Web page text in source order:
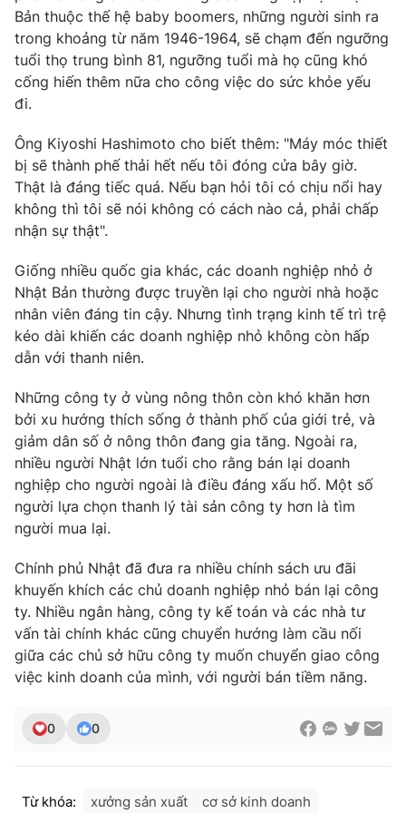
THỜI BÁO VTV
Theo dõi báo trên
Cơ quan chủ quản:
Giấy phép hoạt động báo in và báo điện tử số 483/GP-BTTTT
cấp ngày 29/12/2023
Tổng Biên tập:Vũ Thanh Thủy
Phó Tổng Biên tập:
Nguyễn Thị Mỹ Hạnh, Phạm Quốc Thắng,
Nguyễn Trọng Ninh
Tổng đài VTV:
024.38 355 931 - 024.38 355 932
Ðiện thoại Thời báo VTV:024.66 897 897
Email: toasoan@vtv.vn
Liên hệ quảng cáo: 024-7300.7108
® Cấm sao chép dưới mọi hình thức nếu không có sự chấp
thuận bằng văn bản. Ghi rõ nguồn VTV.vn khi phát hành lại
Bản thuộc thế hệ baby boomers, những người sinh ra
trong khoảng từ năm 1946-1964, sẽ chạm đến ngưỡng
tuổi thọ trung bình 81, ngưỡng tuổi mà họ cũng khó
cống hiến thêm nữa cho công việc do sức khỏe yếu
đi.
Ông Kiyoshi Hashimoto cho biết thêm: "Máy móc thiết
bị sẽ thành phế thải hết nếu tôi đóng cửa bây giờ.
Thật là đáng tiếc quá. Nếu bạn hỏi tôi có chịu nổi hay
không thì tôi sẽ nói không có cách nào cả, phải chấp
nhận sự thật".
Giống nhiều quốc gia khác, các doanh nghiệp nhỏ ở
Nhật Bản thường được truyền lại cho người nhà hoặc
nhân viên đáng tin cậy. Nhưng tình trạng kinh tế trì trệ
kéo dài khiến các doanh nghiệp nhỏ không còn hấp
dẫn với thanh niên.
Những công ty ở vùng nông thôn còn khó khăn hơn
bởi xu hướng thích sống ở thành phố của giới trẻ, và
giảm dân số ở nông thôn đang gia tăng. Ngoài ra,
nhiều người Nhật lớn tuổi cho rằng bán lại doanh
nghiệp cho người ngoài là điều đáng xấu hổ. Một số
người lựa chọn thanh lý tài sản công ty hơn là tìm
người mua lại.
Chính phủ Nhật đã đưa ra nhiều chính sách ưu đãi
khuyến khích các chủ doanh nghiệp nhỏ bán lại công
ty. Nhiều ngân hàng, công ty kế toán và các nhà tư
vấn tài chính khác cũng chuyển hướng làm cầu nối
giữa các chủ sở hữu công ty muốn chuyển giao công
việc kinh doanh của mình, với người bán tiềm năng.
0 0
Từ khóa: xưởng sản xuất cơ sở kinh doanh